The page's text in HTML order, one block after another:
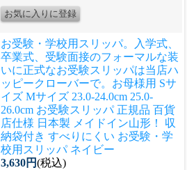
お受験・学校用スリッパ。入学式、
卒業式、受験面接のフォーマルな装
いに正式なお受験スリッパは当店ハ
ッピークローバーで。 お母様用 Sサ
イズ Mサイズ 23.0-24.0cm 25.0-
26.0cm お受験スリッパ 正規品 百貨
店仕様 日本製 メイドイン山形！ 収
納袋付き すべりにくい お受験・学
校用スリッパ ネイビー
3,630円(税込)